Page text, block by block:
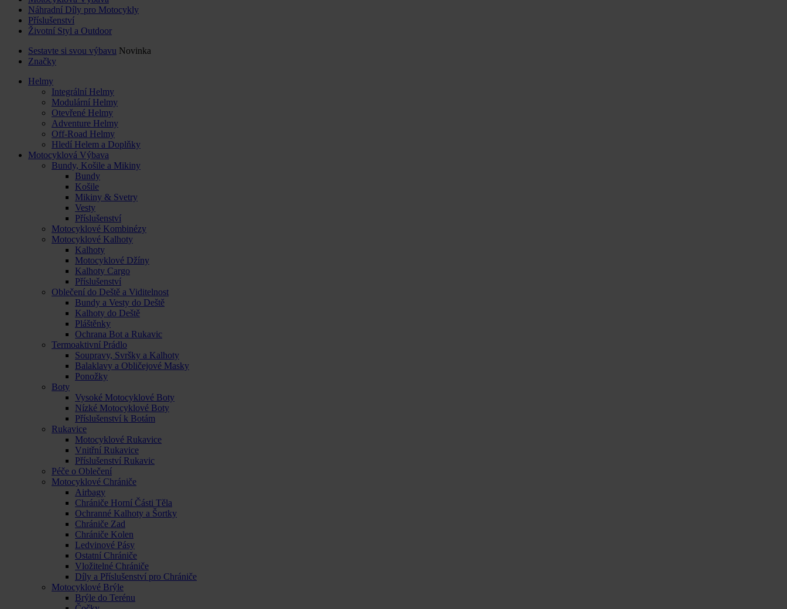
Náhradní Díly pro Motocykly
Příslušenství
Životní Styl a Outdoor
Sestavte si svou výbavu Novinka
Značky
Helmy
Integrální Helmy
Modulární Helmy
Otevřené Helmy
Adventure Helmy
Off-Road Helmy
Hledí Helem a Doplňky
Motocyklová Výbava
Bundy, Košile a Mikiny
Bundy
Košile
Mikiny & Svetry
Vesty
Příslušenství
Motocyklové Kombinézy
Motocyklové Kalhoty
Kalhoty
Motocyklové Džíny
Kalhoty Cargo
Příslušenství
Oblečení do Deště a Viditelnost
Bundy a Vesty do Deště
Kalhoty do Deště
Pláštěnky
Ochrana Bot a Rukavic
Termoaktivní Prádlo
Soupravy, Svršky a Kalhoty
Balaklavy a Obličejové Masky
Ponožky
Boty
Vysoké Motocyklové Boty
Nízké Motocyklové Boty
Příslušenství k Botám
Rukavice
Motocyklové Rukavice
Vnitřní Rukavice
Příslušenství Rukavic
Péče o Oblečení
Motocyklové Chrániče
Airbagy
Chrániče Horní Části Těla
Ochranné Kalhoty a Šortky
Chrániče Zad
Chrániče Kolen
Ledvinové Pásy
Ostatní Chrániče
Vložitelné Chrániče
Díly a Příslušenství pro Chrániče
Motocyklové Brýle
Brýle do Terénu